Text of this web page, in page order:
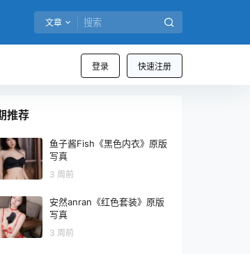
文章
登录 快速注册
推荐
鱼子酱Fish《黑色内衣》原版
写真
3 周前
安然anran《红色套装》原版
写真
3 周前